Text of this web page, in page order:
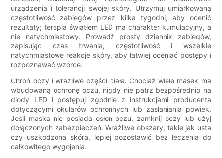
urządzenia i tolerancji swojej skóry. Utrzymuj umiarkowaną
częstotliwość zabiegów przez kilka tygodni, aby ocenić
rezultaty; terapia światłem LED ma charakter kumulacyjny, a
nie natychmiastowy. Prowadź prosty dziennik zabiegów,
zapisując czas trwania, częstotliwość i wszelkie
natychmiastowe reakcje skóry, aby łatwiej oceniać postępy i
rozpoznawać wzorce.
Chroń oczy i wrażliwe części ciała. Chociaż wiele masek ma
wbudowaną ochronę oczu, nigdy nie patrz bezpośrednio na
diody LED i postępuj zgodnie z instrukcjami producenta
dotyczącymi okularów ochronnych lub zasłaniania powiek.
Jeśli maska ​​nie posiada osłon oczu, zamknij oczy lub użyj
dołączonych zabezpieczeń. Wrażliwe obszary, takie jak usta
czy uszkodzona skóra, lepiej pozostawić bez leczenia do
całkowitego wygojenia.